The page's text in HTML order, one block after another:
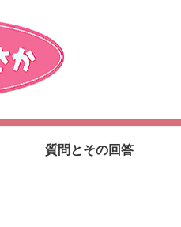
質問とその回答